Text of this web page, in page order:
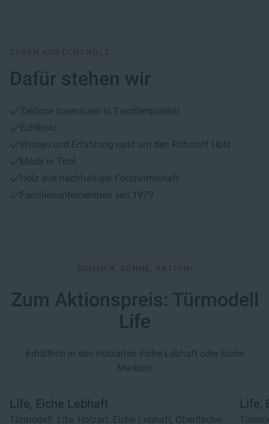
TÜREN AUS ECHTHOLZ
Dafür stehen wir
Zeitlose Innentüren in Tischlerqualität
Echtholz
Wissen und Erfahrung rund um den Rohstoff Holz
Made in Tirol
Holz aus nachhaltiger Forstwirtschaft
Familienunternehmen seit 1979
SOMMER, SONNE, AKTION!
Zum Aktionspreis: Türmodell
Life
Erhältlich in den Holzarten Eiche Lebhaft oder Eiche
Markant
Life, Eiche Lebhaft
Türmodell: Life, Holzart: Eiche Lebhaft, Oberfläche:
Life,